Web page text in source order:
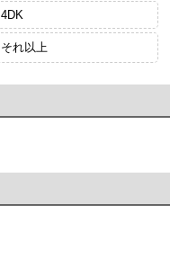
4DK
それ以上